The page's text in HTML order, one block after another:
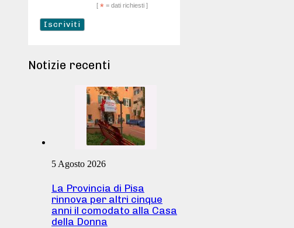
[ *= dati richiesti ]
Notizie recenti
5 Agosto 2026
La Provincia di Pisa
rinnova per altri cinque
anni il comodato alla Casa
della Donna